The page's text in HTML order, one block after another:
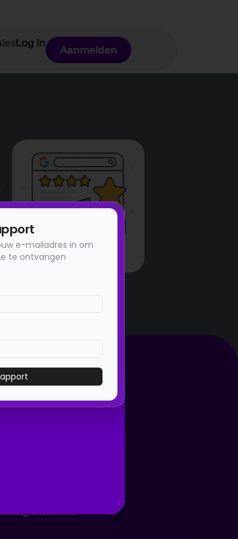
Log in
Aanmelden
info@tiktoon.nl